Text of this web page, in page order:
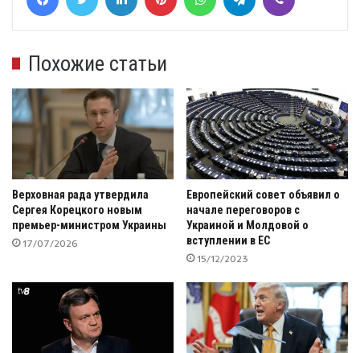
Похожие статьи
Верховная рада утвердила
Сергея Корецкого новым
премьер-министром Украины
17/07/2026
Европейский совет объявил о
начале переговоров с
Украиной и Молдовой о
вступлении в ЕС
15/12/2023